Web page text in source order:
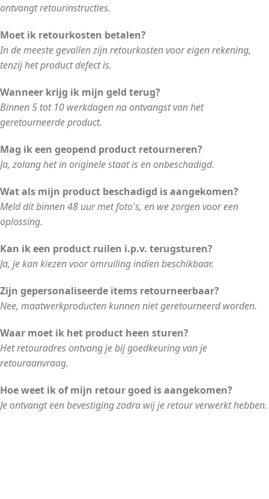
ontvangt retourinstructies.
Moet ik retourkosten betalen?
In de meeste gevallen zijn retourkosten voor eigen rekening,
tenzij het product defect is.
Wanneer krijg ik mijn geld terug?
Binnen 5 tot 10 werkdagen na ontvangst van het
geretourneerde product.
Mag ik een geopend product retourneren?
Ja, zolang het in originele staat is en onbeschadigd.
Wat als mijn product beschadigd is aangekomen?
Meld dit binnen 48 uur met foto's, en we zorgen voor een
oplossing.
Kan ik een product ruilen i.p.v. terugsturen?
Ja, je kan kiezen voor omruiling indien beschikbaar.
Zijn gepersonaliseerde items retourneerbaar?
Nee, maatwerkproducten kunnen niet geretourneerd worden.
Waar moet ik het product heen sturen?
Het retouradres ontvang je bij goedkeuring van je
retouraanvraag.
Hoe weet ik of mijn retour goed is aangekomen?
Je ontvangt een bevestiging zodra wij je retour verwerkt hebben.